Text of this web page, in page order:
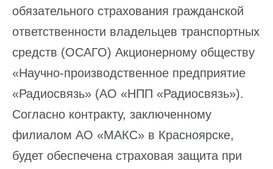
обязательного страхования гражданской
ответственности владельцев транспортных
средств (ОСАГО) Акционерному обществу
«Научно-производственное предприятие
«Радиосвязь» (АО «НПП «Радиосвязь»).
Согласно контракту, заключенному
филиалом АО «МАКС» в Красноярске,
будет обеспечена страховая защита при